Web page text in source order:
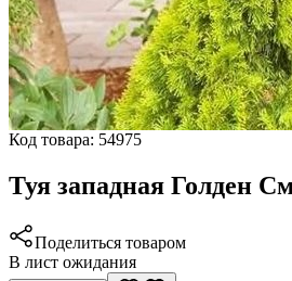
Код товара: 54975
Туя западная Голден
Поделиться товаром
В лист ожидания